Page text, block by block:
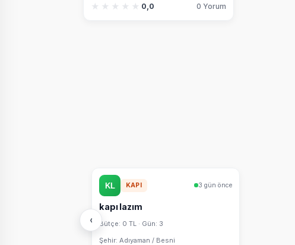
★★★★★
★★★★★ 0,0 0 Yorum
‹
KAPI 3 gün önce
kapı lazım
Bütçe: 0 TL · Gün: 3
Şehir: Adıyaman / Besni